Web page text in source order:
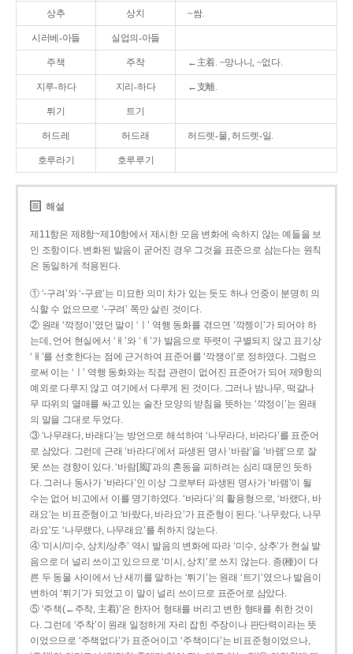
상추 상치 ~쌈.
시러베-아들 실업의-아들
주책 주착 ←主着. ~망나니, ~없다.
지루-하다 지리-하다 ←支離.
튀기 트기
허드레 허드래 허드렛-물, 허드렛-일.
호루라기 호루루기
해설
제11항은 제8항~제10항에서 제시한 모음 변화에 속하지 않는 예들을 보
인 조항이다. 변화된 발음이 굳어진 경우 그것을 표준으로 삼는다는 원칙
은 동일하게 적용된다.
① ‘-구려’와 ‘-구료’는 미묘한 의미 차가 있는 듯도 하나 언중이 분명히 의
식할 수 없으므로 ‘-구려’ 쪽만 살린 것이다.
② 원래 ‘깍정이’였던 말이 ‘ㅣ’ 역행 동화를 겪으면 ‘깍젱이’가 되어야 하
는데, 언어 현실에서 ‘ㅐ’와 ‘ㅔ’가 발음으로 뚜렷이 구별되지 않고 표기상
‘ㅐ’를 선호한다는 점에 근거하여 표준어를 ‘깍쟁이’로 정하였다. 그럼으
로써 이는 ‘ㅣ’ 역행 동화와는 직접 관련이 없어진 표준어가 되어 제9항의
예외로 다루지 않고 여기에서 다루게 된 것이다. 그러나 밤나무, 떡갈나
무 따위의 열매를 싸고 있는 술잔 모양의 받침을 뜻하는 ‘깍정이’는 원래
의 말을 그대로 두었다.
③ ‘나무래다, 바래다’는 방언으로 해석하여 ‘나무라다, 바라다’를 표준어
로 삼았다. 그런데 근래 ‘바라다’에서 파생된 명사 ‘바람’을 ‘바램’으로 잘
못 쓰는 경향이 있다. ‘바람[風]’과의 혼동을 피하려는 심리 때문인 듯하
다. 그러나 동사가 ‘바라다’인 이상 그로부터 파생된 명사가 ‘바램’이 될
수는 없어 비고에서 이를 명기하였다. ‘바라다’의 활용형으로, ‘바랬다, 바
래요’는 비표준형이고 ‘바랐다, 바라요’가 표준형이 된다. ‘나무랐다, 나무
라요’도 ‘나무랬다, 나무래요’를 취하지 않는다.
④ ‘미시/미수, 상치/상추’ 역시 발음의 변화에 따라 ‘미수, 상추’가 현실 발
음으로 더 널리 쓰이고 있으므로 ‘미시, 상치’로 쓰지 않는다. 종(種)이 다
른 두 동물 사이에서 난 새끼를 말하는 ‘튀기’는 원래 ‘트기’였으나 발음이
변하여 ‘튀기’가 되었고 이 말이 널리 쓰이므로 표준어로 삼았다.
⑤ ‘주책(←주착, 主着)’은 한자어 형태를 버리고 변한 형태를 취한 것이
다. 그런데 ‘주착’이 원래 일정하게 자리 잡힌 주장이나 판단력이라는 뜻
이었으므로 ‘주책없다’가 표준어이고 ‘주책이다’는 비표준형이었으나,